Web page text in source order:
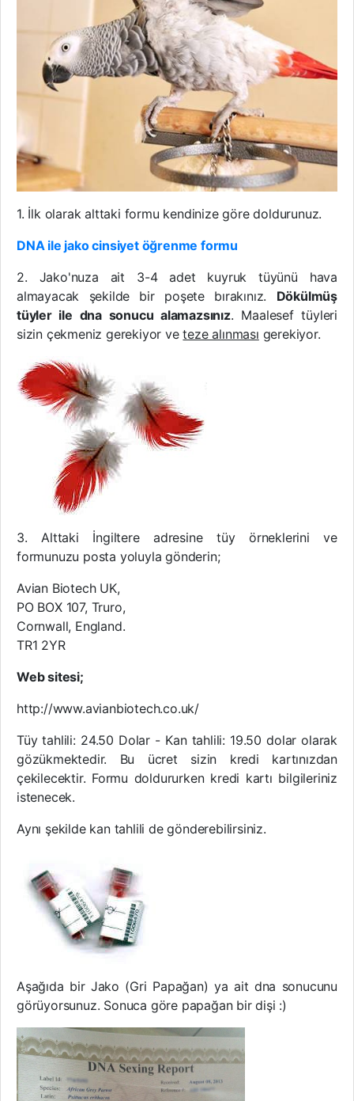
1. İlk olarak alttaki formu kendinize göre doldurunuz.
DNA ile jako cinsiyet öğrenme formu
2. Jako'nuza ait 3-4 adet kuyruk tüyünü hava
almayacak şekilde bir poşete bırakınız. Dökülmüş
tüyler ile dna sonucu alamazsınız. Maalesef tüyleri
sizin çekmeniz gerekiyor veteze alınması gerekiyor.
3. Alttaki İngiltere adresine tüy örneklerini ve
formunuzu posta yoluyla gönderin;
Avian Biotech UK,
PO BOX 107, Truro,
Cornwall, England.
TR1 2YR
Web sitesi;
http://www.avianbiotech.co.uk/
Tüy tahlili: 24.50 Dolar - Kan tahlili: 19.50 dolar olarak
gözükmektedir. Bu ücret sizin kredi kartınızdan
çekilecektir. Formu doldururken kredi kartı bilgileriniz
istenecek.
Aynı şekilde kan tahlili de gönderebilirsiniz.
Aşağıda bir Jako (Gri Papağan) ya ait dna sonucunu
görüyorsunuz. Sonuca göre papağan bir dişi :)